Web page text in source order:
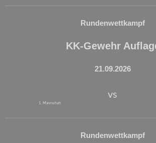
Rundenwettkampf
KK-Gewehr
21.09.2026
1. Mannschaft
vs
Rundenwettkampf